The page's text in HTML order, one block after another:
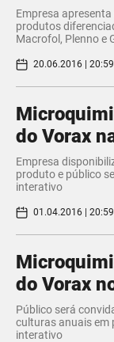
Empresa
produtos
Macrofol, Plenno e
20.06.2016 |
do Vorax
Empresa
produto e público
interativo
01.04.2016 |
do Vorax
Público será
culturas anuais em
interativo